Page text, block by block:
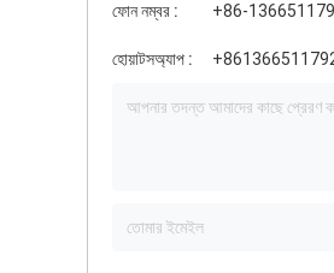
ফোন নম্বর : +86-
হোয়াটসঅ্যাপ :